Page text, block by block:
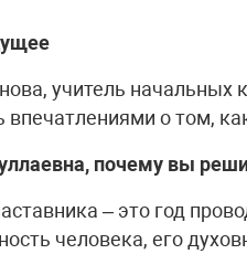
учитель
впечатлениями о том,
почему вы
– это год
человека, его